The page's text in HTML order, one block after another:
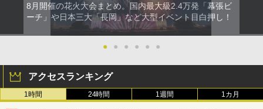
8月開催の花火大会まとめ。国内最大級2.4万発「幕張ビ
ーチ」や日本三大「長岡」など大型イベント目白押し！
● ● ● ● ● ●
アクセスランキング
1時間 24時間 1週間 1カ月